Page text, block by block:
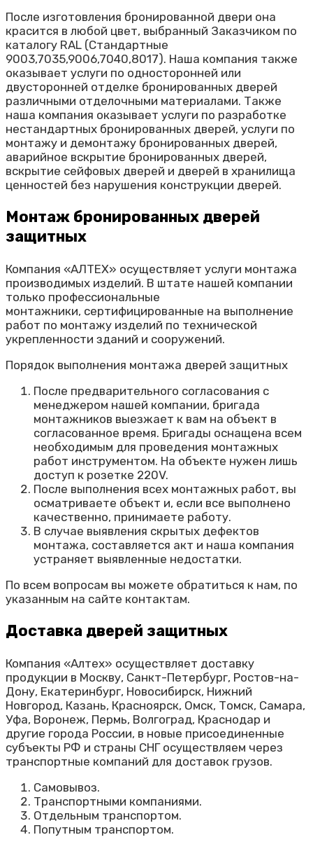
После изготовления бронированной двери она
красится в любой цвет, выбранный Заказчиком по
каталогу RAL (Стандартные
9003,7035,9006,7040,8017). Наша компания также
оказывает услуги по односторонней или
двусторонней отделке бронированных дверей
различными отделочными материалами. Также
наша компания оказывает услуги по разработке
нестандартных бронированных дверей, услуги по
монтажу и демонтажу бронированных дверей,
аварийное вскрытие бронированных дверей,
вскрытие сейфовых дверей и дверей в хранилища
ценностей без нарушения конструкции дверей.
Монтаж бронированных дверей
защитных
Компания «АЛТЕХ» осуществляет услуги монтажа
производимых изделий. В штате нашей компании
только профессиональные
монтажники, сертифицированные на выполнение
работ по монтажу изделий по технической
укрепленности зданий и сооружений.
Порядок выполнения монтажа дверей защитных
После предварительного согласования с
менеджером нашей компании, бригада
монтажников выезжает к вам на объект в
согласованное время. Бригады оснащена всем
необходимым для проведения монтажных
работ инструментом. На объекте нужен лишь
доступ к розетке 220V.
После выполнения всех монтажных работ, вы
осматриваете объект и, если все выполнено
качественно, принимаете работу.
В случае выявления скрытых дефектов
монтажа, составляется акт и наша компания
устраняет выявленные недостатки.
По всем вопросам вы можете обратиться к нам, по
указанным на сайте контактам.
Доставка дверей защитных
Компания «Алтех» осуществляет доставку
продукции в Москву, Санкт-Петербург, Ростов-на-
Дону, Екатеринбург, Новосибирск, Нижний
Новгород, Казань, Красноярск, Омск, Томск, Самара,
Уфа, Воронеж, Пермь, Волгоград, Краснодар и
другие города России, в новые присоединенные
субъекты РФ и страны СНГ осуществляем через
транспортные компаний для доставок грузов.
Самовывоз.
Транспортными компаниями.
Отдельным транспортом.
Попутным транспортом.